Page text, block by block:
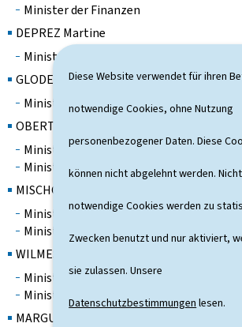
Diese Website verwendet für ihren
notwendige Cookies, ohne Nutzung
personenbezogener Daten. Diese
können nicht abgelehnt werden. Nicht
notwendige Cookies werden zu
Zwecken benutzt und nur aktiviert,
sie zulassen. Unsere
Datenschutzbestimmungen lesen.
Minister der Finanzen
DEPREZ Martine
Ministerin für Gesundheit und soziale
GLODEN Léon
Minister für innere Angelegenheiten
OBERTIN Stéphanie
Ministerin für Digitalisierung
Ministerin für Forschung und
MISCHO Georges
Minister für Sport
Minister für Arbeit
WILMES Serge
Minister für Umwelt, Klima und
Minister für den öffentlichen Dienst
MARGUE Elisabeth